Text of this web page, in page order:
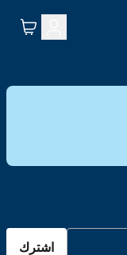
اشترك